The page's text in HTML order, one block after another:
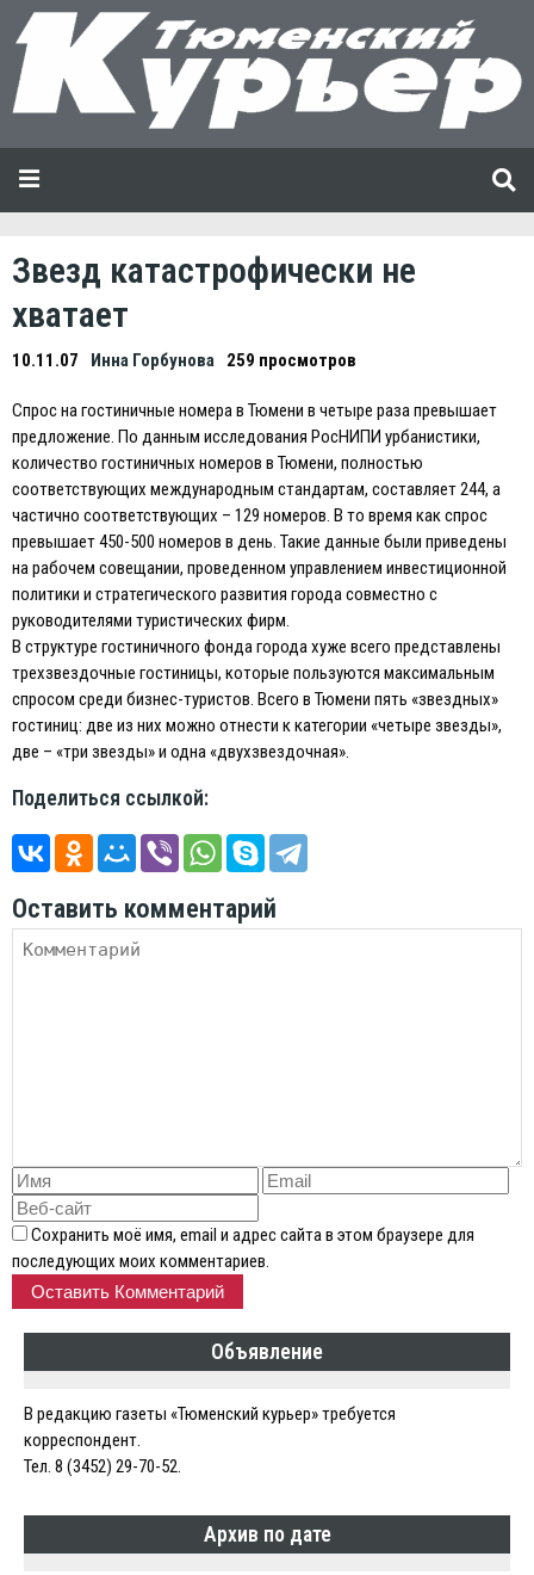
Звезд катастрофически не
хватает
10.11.07 Инна Горбунова 259 просмотров
Спрос на гостиничные номера в Тюмени в четыре раза превышает
предложение. По данным исследования РосНИПИ урбанистики,
количество гостиничных номеров в Тюмени, полностью
соответствующих международным стандартам, составляет 244, а
частично соответствующих – 129 номеров. В то время как спрос
превышает 450-500 номеров в день. Такие данные были приведены
на рабочем совещании, проведенном управлением инвестиционной
политики и стратегического развития города совместно с
руководителями туристических фирм.
В структуре гостиничного фонда города хуже всего представлены
трехзвездочные гостиницы, которые пользуются максимальным
спросом среди бизнес-туристов. Всего в Тюмени пять «звездных»
гостиниц: две из них можно отнести к категории «четыре звезды»,
две – «три звезды» и одна «двухзвездочная».
Поделиться ссылкой:
Оставить комментарий
Сохранить моё имя, email и адрес сайта в этом браузере для
последующих моих комментариев.
Объявление
В редакцию газеты «Тюменский курьер» требуется
корреспондент.
Тел. 8 (3452) 29-70-52.
Архив по дате